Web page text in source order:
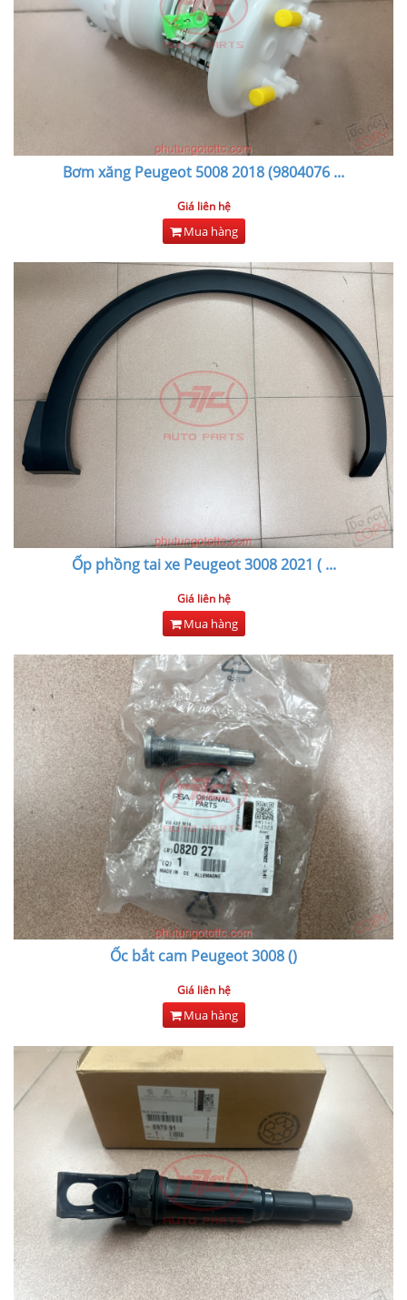
Bơm xăng Peugeot 5008 2018 (9804076 ...
Giá liên hệ
Mua hàng
Ốp phồng tai xe Peugeot 3008 2021 (...
Giá liên hệ
Mua hàng
Ốc bắt cam Peugeot 3008 ()
Giá liên hệ
Mua hàng